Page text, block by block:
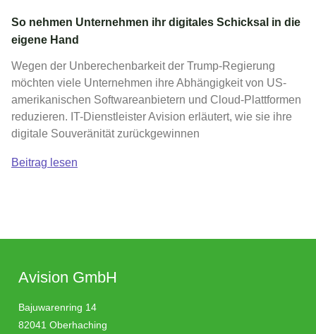
So nehmen Unternehmen ihr digitales Schicksal in die
eigene Hand
Wegen der Unberechenbarkeit der Trump-Regierung
möchten viele Unternehmen ihre Abhängigkeit von US-
amerikanischen Softwareanbietern und Cloud-Plattformen
reduzieren. IT-Dienstleister Avision erläutert, wie sie ihre
digitale Souveränität zurückgewinnen
Beitrag lesen
Avision GmbH
Bajuwarenring 14
82041 Oberhaching